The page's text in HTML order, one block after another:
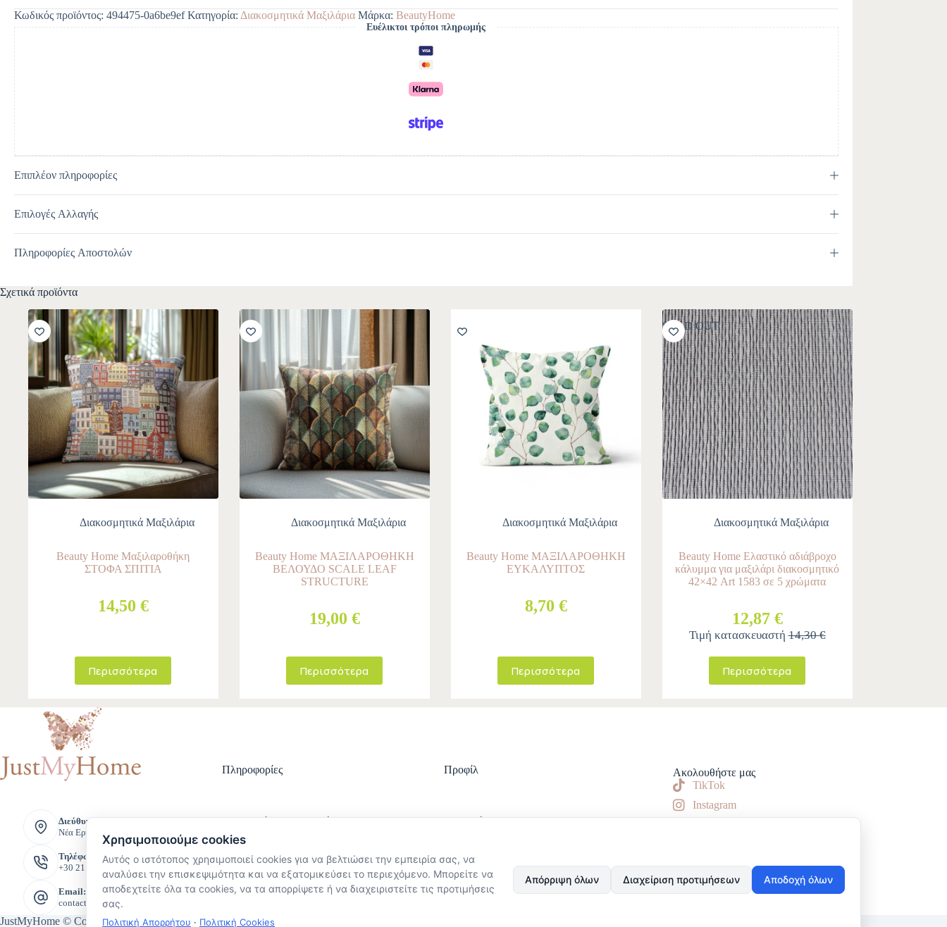
e
r
n
a
t
i
v
e
:
Κωδικός προϊόντος: 494475-0a6be9ef Κατηγορία: Διακοσμητικά Μαξιλάρια Μάρκα: BeautyHome
Ευέλικτοι τρόποι πληρωμής
Επιπλέον πληροφορίες
Επιλογές Αλλαγής
Πληροφορίες Αποστολών
Σχετικά προϊόντα
Διακοσμητικά Μαξιλάρια
Beauty Home Μαξιλαροθήκη
ΣΤΟΦΑ ΣΠΙΤΙΑ
14,50 €
Περισσότερα
Διακοσμητικά Μαξιλάρια
Beauty Home ΜΑΞΙΛΑΡΟΘΗΚΗ
ΒΕΛΟΥΔΟ SCALE LEAF
STRUCTURE
19,00 €
Περισσότερα
Διακοσμητικά Μαξιλάρια
Beauty Home ΜΑΞΙΛΑΡΟΘΗΚΗ
ΕΥΚΑΛΥΠΤΟΣ
8,70 €
Περισσότερα
SOLD OUT
Διακοσμητικά Μαξιλάρια
Beauty Home Ελαστικό αδιάβροχο
κάλυμμα για μαξιλάρι διακοσμητικό
42×42 Art 1583 σε 5 χρώματα
12,87 €
Τιμή κατασκευαστή14,30 €
Περισσότερα
Διεύθυνση:
Νέα Ερυθραία, Ελλάδα
Τηλέφωνο:
+30 211 221 8888
Email:
contact@justmyhome.gr
Πληροφορίες
Τρόποι Πληρωμής
Όροι και Προϋποθέσεις χρήσης
Πολιτική Προστασίας
Προσωπικών Δεδομένων
Προφίλ
Είσοδος
Εξέλιξη παραγγελίας
Ακολουθήστε μας
TikTok
Instagram
JustMyHome © Copyright 2026
Χρησιμοποιούμε cookies
Αυτός ο ιστότοπος χρησιμοποιεί cookies για να βελτιώσει την εμπειρία σας, να
αναλύσει την επισκεψιμότητα και να εξατομικεύσει το περιεχόμενο. Μπορείτε να
αποδεχτείτε όλα τα cookies, να τα απορρίψετε ή να διαχειριστείτε τις προτιμήσεις
σας.
Πολιτική Απορρήτου · Πολιτική Cookies
Απόρριψη όλων Διαχείριση προτιμήσεων Αποδοχή όλων